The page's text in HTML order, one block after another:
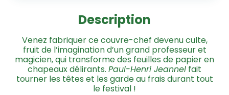
Description
Venez fabriquer ce couvre-chef devenu culte,
fruit de l’imagination d’un grand professeur et
magicien, qui transforme des feuilles de papier en
chapeaux délirants. Paul-Henri Jeannel fait
tourner les têtes et les garde au frais durant tout
le festival !